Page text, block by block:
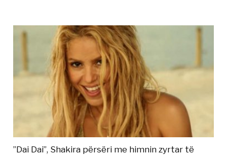
”Dai Dai”, Shakira përsëri me himnin zyrtar të